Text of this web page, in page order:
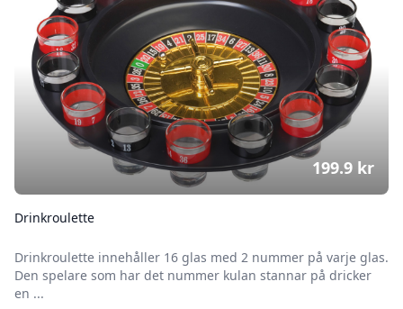
Drinkroulette
Drinkroulette innehåller 16 glas med 2 nummer på varje glas.
Den spelare som har det nummer kulan stannar på dricker
en ...
199.9 kr